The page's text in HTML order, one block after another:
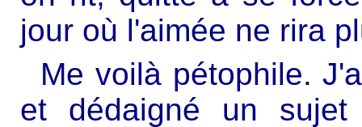
jour où l'aimée ne rira
Me voilà pétophile.
et dédaigné un